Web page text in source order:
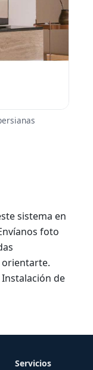
sistema en
foto
Instalación de
Servicios